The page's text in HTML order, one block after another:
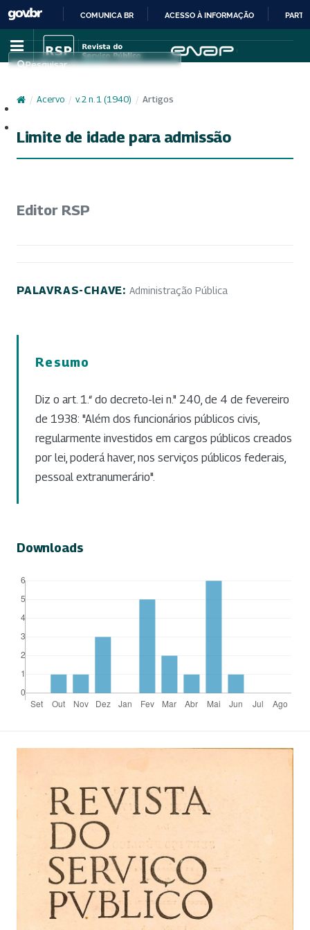
IR
PARA
CONTEÚDO
COMUNICA BR ACESSO À INFORMAÇÃO
Pesquisar
/ Acervo / v. 2 n. 1 (1940) / Artigos
Limite de idade para admissão
Editor RSP
PALAVRAS-CHAVE: Administração Pública
Resumo
Diz o art. 1.“ do decreto-lei n." 240, de 4 de fevereiro
de 1938: "Além dos funcionários públicos civis,
regularmente investidos em cargos públicos creados
por lei, poderá haver, nos serviços públicos federais,
pessoal extranumerário".
Downloads